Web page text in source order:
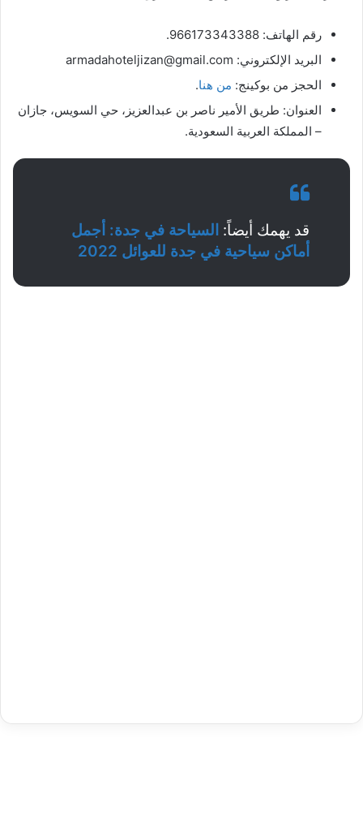
رقم الهاتف: 966173343388.
البريد الإلكتروني: armadahoteljizan@gmail.com
الحجز من بوكينج: من هنا.
العنوان: طريق الأمير ناصر بن عبدالعزيز، حي السويس، جازان
– المملكة العربية السعودية.
قد يهمك أيضاً: السياحة في جدة: أجمل
أماكن سياحية في جدة للعوائل 2022